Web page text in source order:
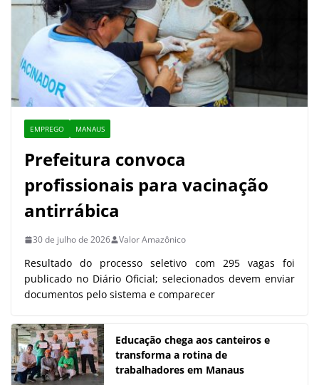
EMPREGO MANAUS
Prefeitura convoca
profissionais para vacinação
antirrábica
30 de julho de 2026 Valor Amazônico
Resultado do processo seletivo com 295 vagas foi
publicado no Diário Oficial; selecionados devem enviar
documentos pelo sistema e comparecer
Educação chega aos canteiros e
transforma a rotina de
trabalhadores em Manaus